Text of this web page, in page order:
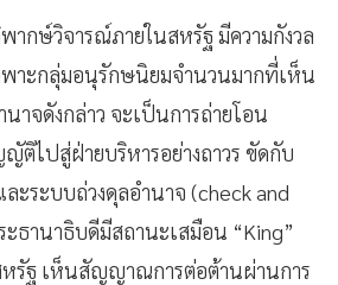
พากษ์วิจารณ์ภายในสหรัฐ มีความกังวล
ฉพาะกลุ่มอนุรักษนิยมจำนวนมากที่เห็น
นาจดังกล่าว จะเป็นการถ่ายโอน
ติไปสู่ฝ่ายบริหารอย่างถาวร ขัดกับ
ะระบบถ่วงดุลอำนาจ (check and
ธานาธิบดีมีสถานะเสมือน “King”
รัฐ เห็นสัญญาณการต่อต้านผ่านการ